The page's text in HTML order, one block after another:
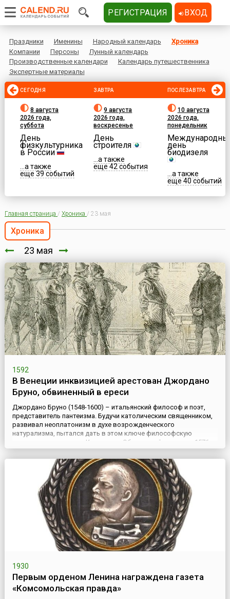
Праздники Именины Народный календарь
Хроника
Компании
Персоны
Лунный календарь
Производственные календари
Календарь путешественника
Экспертные материалы
СЕГОДНЯ
8 августа
2026 года,
суббота
День
физкультурника
в России
...а также
еще 39 событий
ЗАВТРА
9 августа
2026 года,
воскресенье
День
строителя
...а также
еще 42 события
ПОСЛЕЗАВТРА
10 августа
2026 года,
понедельник
день
биодизеля
...а также
еще 40 событий
Главная страница / Хроника / 23 мая
Хроника
23 мая
1592
В Венеции инквизицией арестован Джордано
Бруно, обвиненный в ереси
Джордано Бруно (1548-1600) – итальянский философ и поэт,
представитель пантеизма. Будучи католическим священником,
развивал неоплатонизм в духе возрожденческого
натурализма, пытался дать в этом ключе философскую
интерпретацию учения Коперника. Обвиненный в ереси в 1576
году, Бруно бежал сначала в Рим, а затем за пределы Италии;
переезжал из города в город, занимался чтением лекций и
сочинением...
1930
Первым орденом Ленина награждена газета
«Комсомольская правда»
РЕГИСТРАЦИЯ ВХОД